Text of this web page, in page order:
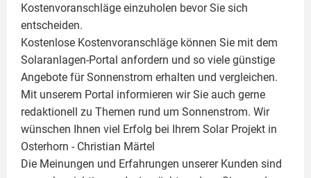
Kostenvoranschläge einzuholen bevor Sie sich
entscheiden.
Kostenlose Kostenvoranschläge können Sie mit dem
Solaranlagen-Portal anfordern und so viele günstige
Angebote für Sonnenstrom erhalten und vergleichen.
Mit unserem Portal informieren wir Sie auch gerne
redaktionell zu Themen rund um Sonnenstrom. Wir
wünschen Ihnen viel Erfolg bei Ihrem Solar Projekt in
Osterhorn - Christian Märtel
Die Meinungen und Erfahrungen unserer Kunden sind